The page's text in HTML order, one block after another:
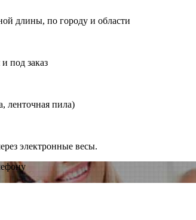
длины, по городу и области
под заказ
ленточная пила)
электронные весы.